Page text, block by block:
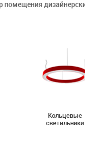
помещения
Кольцевые
светильники